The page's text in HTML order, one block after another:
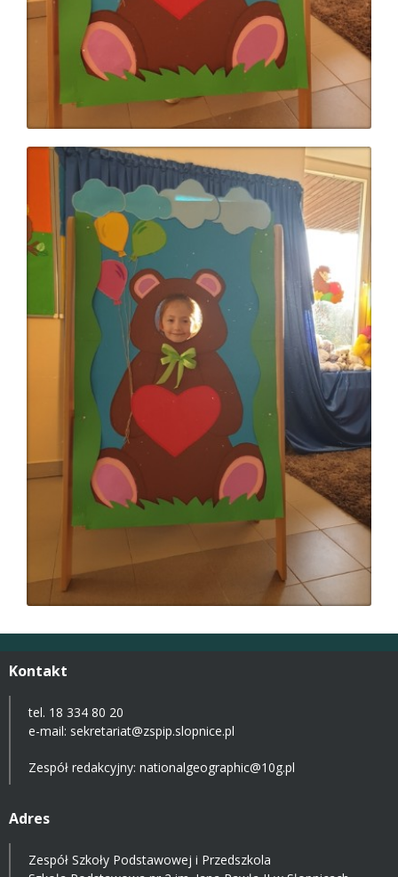
Kontakt
tel. 18 334 80 20
e-mail: sekretariat@zspip.slopnice.pl
Zespół redakcyjny: nationalgeographic@10g.pl
Adres
Zespół Szkoły Podstawowej i Przedszkola